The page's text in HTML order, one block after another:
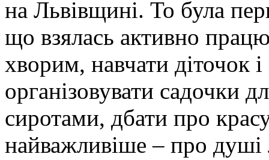
на Львівщині. То була
що взялась активно
хворим, навчати діточок
організовувати садочки
сиротами, дбати про
найважливіше – про душі